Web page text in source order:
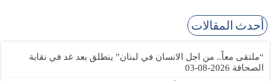
أحدث المقالات
“ملتقى معاً.. من اجل الانسان في لبنان” ينطلق بعد غد في نقابة
الصحافة 2026-08-03